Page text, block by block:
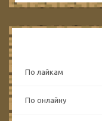
По лайкам
По онлайну